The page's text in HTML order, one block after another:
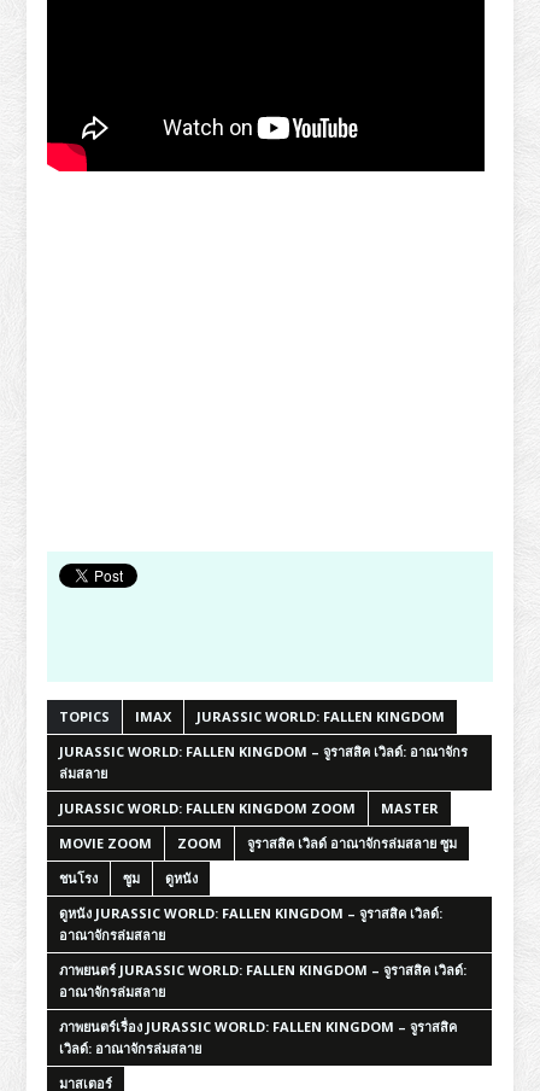
TOPICS IMAX
JURASSIC WORLD: FALLEN KINGDOM
JURASSIC WORLD: FALLEN KINGDOM – จูราสสิค เวิลด์: อาณาจักร
ล่มสลาย
JURASSIC WORLD: FALLEN KINGDOM ZOOM
MASTER
MOVIE ZOOM
ZOOM
จูราสสิค เวิลด์ อาณาจักรล่มสลาย ซูม
ชนโรง
ซูม
ดูหนัง
ดูหนัง JURASSIC WORLD: FALLEN KINGDOM – จูราสสิค เวิลด์:
อาณาจักรล่มสลาย
ภาพยนตร์ JURASSIC WORLD: FALLEN KINGDOM – จูราสสิค เวิลด์:
อาณาจักรล่มสลาย
ภาพยนตร์เรื่อง JURASSIC WORLD: FALLEN KINGDOM – จูราสสิค
เวิลด์: อาณาจักรล่มสลาย
มาสเตอร์